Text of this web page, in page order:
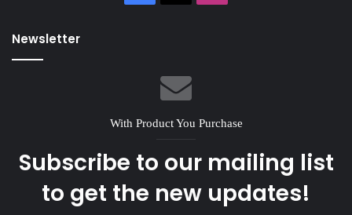
Newsletter
With Product You Purchase
Subscribe to our mailing list
to get the new updates!